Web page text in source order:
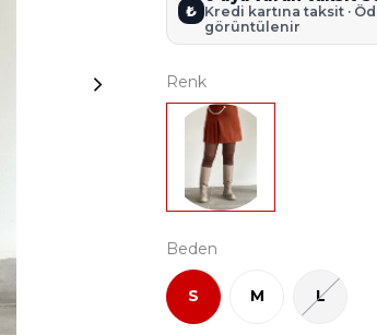
₺ Kredi kartına taksit ·
görüntülenir
Renk
Beden
S M L